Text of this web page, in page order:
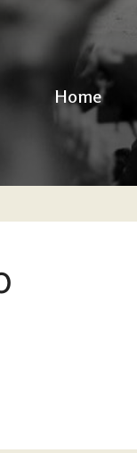
Home